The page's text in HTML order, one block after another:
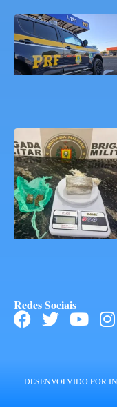
Redes Sociais
DESENVOLVIDO POR